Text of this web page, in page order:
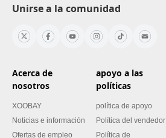
Unirse a la comunidad
Acerca de
nosotros
XOOBAY
Noticias e información
Ofertas de empleo
apoyo a las
políticas
política de apoyo
Política del vendedor
Política de